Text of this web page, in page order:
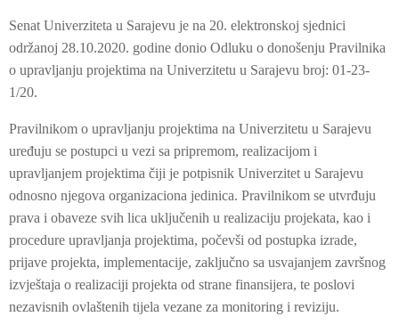
Senat Univerziteta u Sarajevu je na 20. elektronskoj sjednici
održanoj 28.10.2020. godine donio Odluku o donošenju Pravilnika
o upravljanju projektima na Univerzitetu u Sarajevu broj: 01-23-
1/20.
Pravilnikom o upravljanju projektima na Univerzitetu u Sarajevu
uređuju se postupci u vezi sa pripremom, realizacijom i
upravljanjem projektima čiji je potpisnik Univerzitet u Sarajevu
odnosno njegova organizaciona jedinica. Pravilnikom se utvrđuju
prava i obaveze svih lica uključenih u realizaciju projekata, kao i
procedure upravljanja projektima, počevši od postupka izrade,
prijave projekta, implementacije, zaključno sa usvajanjem završnog
izvještaja o realizaciji projekta od strane finansijera, te poslovi
nezavisnih ovlaštenih tijela vezane za monitoring i reviziju.